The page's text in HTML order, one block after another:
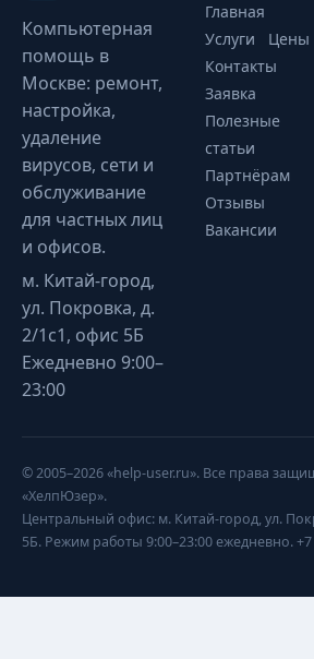
Компьютерная
помощь в
Москве: ремонт,
настройка,
удаление
вирусов, сети и
обслуживание
для частных лиц
и офисов.
м. Китай-город,
ул. Покровка, д.
2/1с1, офис 5Б
Ежедневно 9:00–
23:00
Главная
Услуги
Цены
Контакты
Заявка
Полезные
статьи
Партнёрам
Отзывы
Вакансии
© 2005–2026 «help-user.ru». Все права
«ХелпЮзер».
Центральный офис: м. Китай-город, ул.
5Б. Режим работы 9:00–23:00 ежедневно. +7